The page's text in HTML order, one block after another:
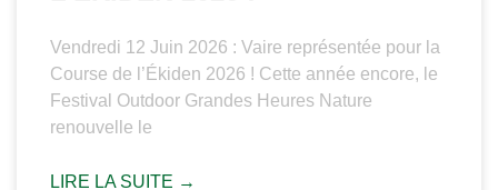
Vendredi 12 Juin 2026 : Vaire représentée pour la
Course de l’Ékiden 2026 ! Cette année encore, le
Festival Outdoor Grandes Heures Nature
renouvelle le
LIRE LA SUITE →